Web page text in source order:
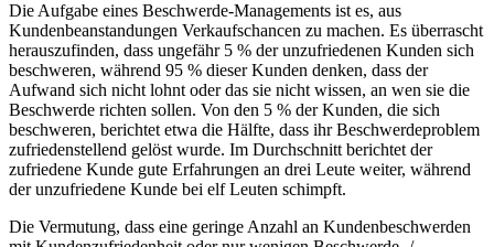
Die Aufgabe eines Beschwerde-Managements ist es, aus
Kundenbeanstandungen Verkaufschancen zu machen. Es überrascht
herauszufinden, dass ungefähr 5 % der unzufriedenen Kunden sich
beschweren, während 95 % dieser Kunden denken, dass der
Aufwand sich nicht lohnt oder das sie nicht wissen, an wen sie die
Beschwerde richten sollen. Von den 5 % der Kunden, die sich
beschweren, berichtet etwa die Hälfte, dass ihr Beschwerdeproblem
zufriedenstellend gelöst wurde. Im Durchschnitt berichtet der
zufriedene Kunde gute Erfahrungen an drei Leute weiter, während
der unzufriedene Kunde bei elf Leuten schimpft.
Die Vermutung, dass eine geringe Anzahl an Kundenbeschwerden